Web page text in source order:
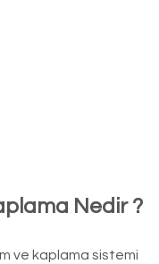
Nedir ?
ve kaplama sistemi